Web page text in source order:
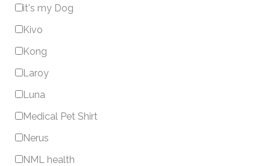
it's my Dog
Kivo
Kong
Laroy
Luna
Medical Pet Shirt
Nerus
NML health